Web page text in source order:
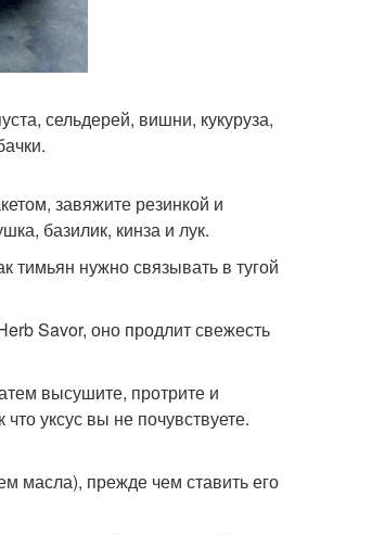
сельдерей, вишни, кукуруза,
завяжите резинкой и
базилик, кинза и лук.
тимьян нужно связывать в тугой
Savor, оно продлит свежесть
высушите, протрите и
уксус вы не почувствуете.
масла), прежде чем ставить его